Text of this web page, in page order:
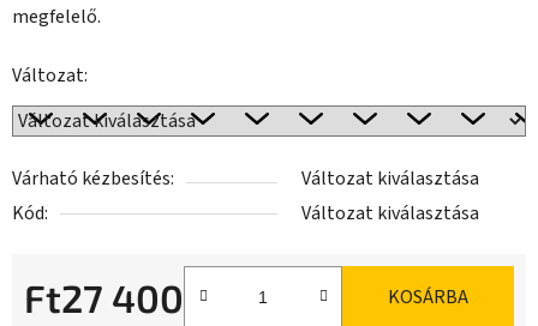
megfelelő.
Változat:
Várható kézbesítés:
Változat kiválasztása
Kód:
Változat kiválasztása
Ft27 400 KOSÁRBA